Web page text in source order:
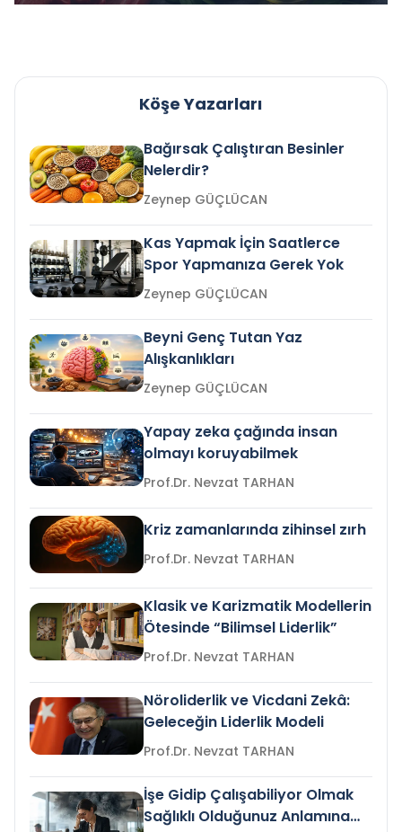
Köşe Yazarları
Bağırsak Çalıştıran Besinler
Nelerdir?
Zeynep GÜÇLÜCAN
Kas Yapmak İçin Saatlerce
Spor Yapmanıza Gerek Yok
Zeynep GÜÇLÜCAN
Beyni Genç Tutan Yaz
Alışkanlıkları
Zeynep GÜÇLÜCAN
Yapay zeka çağında insan
olmayı koruyabilmek
Prof.Dr. Nevzat TARHAN
Kriz zamanlarında zihinsel zırh
Prof.Dr. Nevzat TARHAN
Klasik ve Karizmatik Modellerin
Ötesinde “Bilimsel Liderlik”
Prof.Dr. Nevzat TARHAN
Nöroliderlik ve Vicdani Zekâ:
Geleceğin Liderlik Modeli
Prof.Dr. Nevzat TARHAN
İşe Gidip Çalışabiliyor Olmak
Sağlıklı Olduğunuz Anlamına